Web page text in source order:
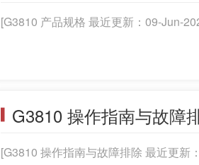
[G3810 产品规格 最近更新：09-
G3810 操作指南与故障
[G3810 操作指南与故障排除 最近